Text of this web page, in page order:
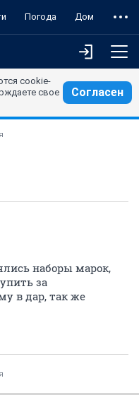
Погода Дом
cookie-
свое
Согласен
наборы марок,
за
в дар, так же